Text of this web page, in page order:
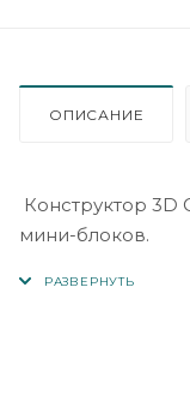
ОПИСАНИЕ
Конструктор 3D
мини-блоков.